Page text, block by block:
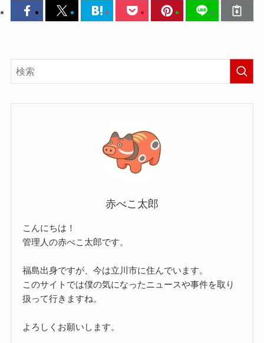
赤べこ太郎
こんにちは！
管理人の赤べこ太郎です。
福島出身ですが、今は立川市に住んでいます。
このサイトでは僕の気になったニュースや事件を取り
扱って行きますね。
よろしくお願いします。